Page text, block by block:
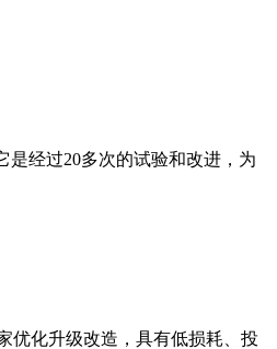
是经过20多次的试验和改进，为
优化升级改造，具有低损耗、投